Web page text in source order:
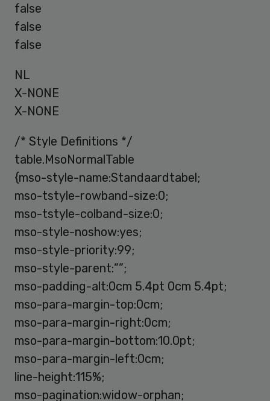
false
false
false
NL
X-NONE
X-NONE
/* Style Definitions */
table.MsoNormalTable
{mso-style-name:Standaardtabel;
mso-tstyle-rowband-size:0;
mso-tstyle-colband-size:0;
mso-style-noshow:yes;
mso-style-priority:99;
mso-style-parent:””;
mso-padding-alt:0cm 5.4pt 0cm 5.4pt;
mso-para-margin-top:0cm;
mso-para-margin-right:0cm;
mso-para-margin-bottom:10.0pt;
mso-para-margin-left:0cm;
line-height:115%;
mso-pagination:widow-orphan;